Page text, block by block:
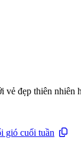
đẹp thiên
gió cuối tuần